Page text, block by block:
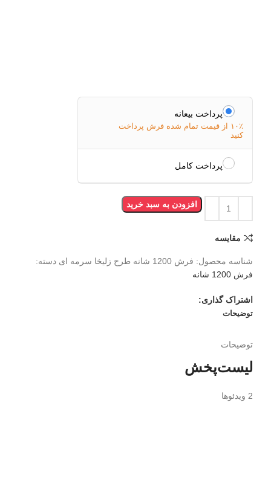
پرداخت بیعانه
۱۰٪ از قیمت تمام شده فرش پرداخت
کنید
پرداخت کامل
افزودن به سبد خرید
مقایسه
شناسه محصول: فرش 1200 شانه طرح زلیخا سرمه ای
دسته:
فرش 1200 شانه
اشتراک گذاری:
توضیحات
توضیحات
لیست‌پخش
2 ویدئوها